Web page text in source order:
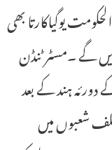
یوگیاکارتا بھی
گے ۔مسٹر ٹنڈن
ہند کے بعد
شعبوں میں